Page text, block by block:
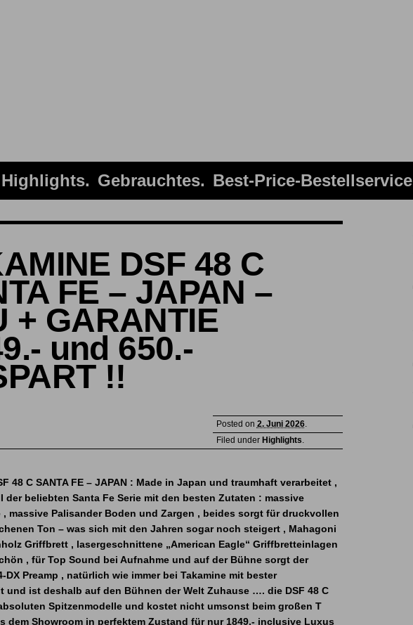
Highlights Gebrauchtes Best-Price-Bestellservice
DSF 48 C
FE – JAPAN –
+ GARANTIE
und 650.-
!!
Posted on 2. Juni 2026.
Filed under Highlights.
48 C SANTA FE – JAPAN : Made in Japan und traumhaft verarbeitet ,
der beliebten Santa Fe Serie mit den besten Zutaten : massive
, massive Palisander Boden und Zargen , beides sorgt für druckvollen
Ton – was sich mit den Jahren sogar noch steigert , Mahagoni
Griffbrett , lasergeschnittene „American Eagle“ Griffbretteinlagen
, für Top Sound bei Aufnahme und auf der Bühne sorgt der
DX Preamp , natürlich wie immer bei Takamine mit bester
und ist deshalb auf den Bühnen der Welt Zuhause …. die DSF 48 C
Spitzenmodelle und kostet nicht umsonst beim großen T
dem Showroom in perfektem Zustand für nur 1849.- inclusive Luxus